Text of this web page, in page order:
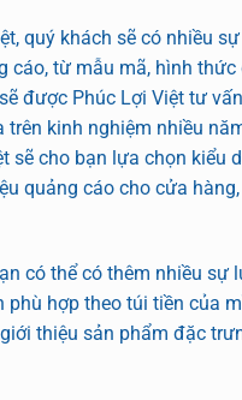
quý khách sẽ có nhiều
cáo, từ mẫu mã, hình thức
được Phúc Lợi Việt tư
trên kinh nghiệm nhiều
sẽ cho bạn lựa chọn kiểu
quảng cáo cho cửa
có thể có thêm nhiều sự
phù hợp theo túi tiền của
thiệu sản phẩm đặc